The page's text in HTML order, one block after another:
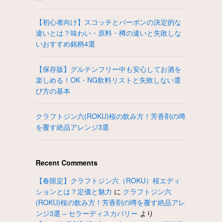
【初心者向け】スコッチとバーボンの決定的な
違いとは？味わい・原料・樽の違いと失敗しな
いおすすめ銘柄4選
【保存版】グルテンフリー中も安心してお酒を
楽しめる！OK・NG飲料リストと失敗しない選
び方の基本
クラフトジン六(ROKU)桜の飲み方！芳香剤の噂
を覆す絶品アレンジ3選
Recent Comments
【春限定】クラフトジン六（ROKU）桜エディ
ションとは？定価と魅力 に クラフトジン六
(ROKU)桜の飲み方！芳香剤の噂を覆す絶品アレ
ンジ3選 – セラーディスカバリー より